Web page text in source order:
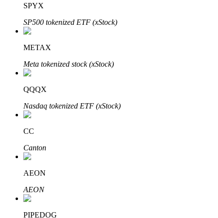
Bloqueios de BTR
Investimentos exclusivos para titulares de BTR
Empréstimos
SPYX
SP500 tokenized ETF (xStock)
METAX
Meta tokenized stock (xStock)
QQQX
Nasdaq tokenized ETF (xStock)
CC
Canton
AEON
AEON
PIPEDOG